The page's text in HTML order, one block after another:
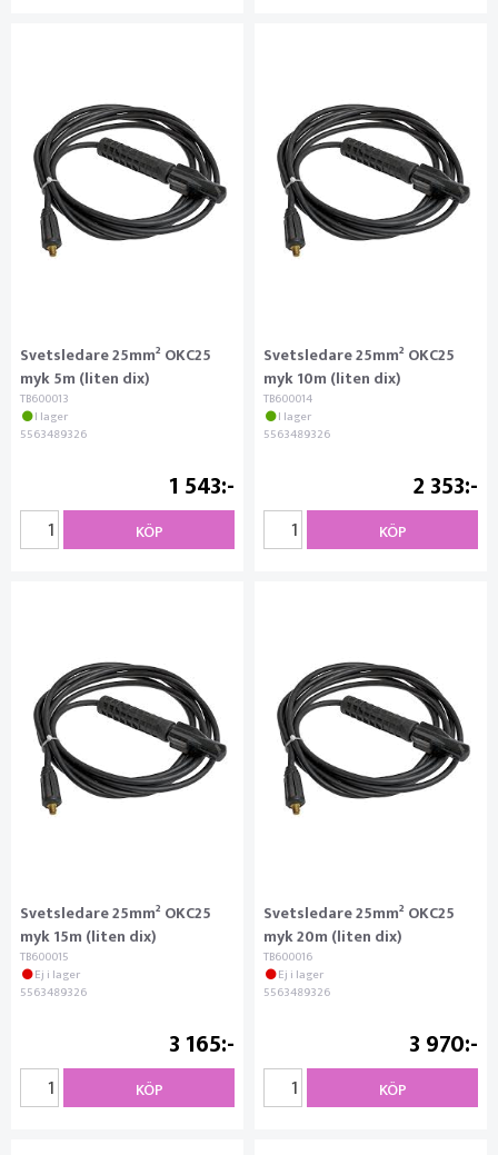
Svetsledare 25mm² OKC25
myk 5m (liten dix)
TB600013
I lager
5563489326
1 543
KÖP
Svetsledare 25mm² OKC25
myk 10m (liten dix)
TB600014
I lager
5563489326
2 353
KÖP
Svetsledare 25mm² OKC25
myk 15m (liten dix)
TB600015
Ej i lager
5563489326
3 165
KÖP
Svetsledare 25mm² OKC25
myk 20m (liten dix)
TB600016
Ej i lager
5563489326
3 970
KÖP